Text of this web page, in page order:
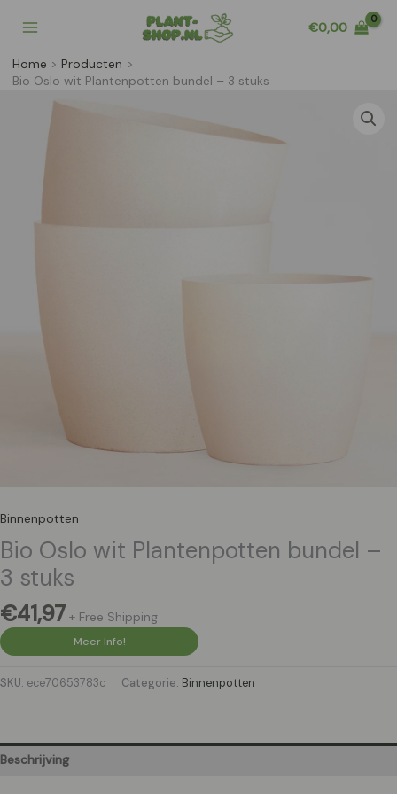
naar
inhoud
€0,00
Home
Producten
Bio Oslo wit Plantenpotten bundel – 3 stuks
Binnenpotten
Bio Oslo wit Plantenpotten bundel –
3 stuks
€41,97 + Free Shipping
Meer Info!
SKU: ece70653783c Categorie: Binnenpotten
Beschrijving